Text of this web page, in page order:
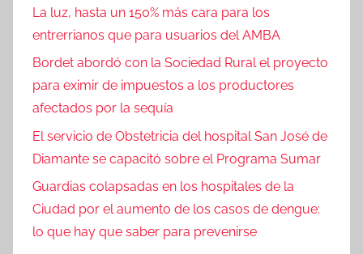
La luz, hasta un 150% más cara para los
entrerrianos que para usuarios del AMBA
Bordet abordó con la Sociedad Rural el proyecto
para eximir de impuestos a los productores
afectados por la sequía
El servicio de Obstetricia del hospital San José de
Diamante se capacitó sobre el Programa Sumar
Guardias colapsadas en los hospitales de la
Ciudad por el aumento de los casos de dengue:
lo que hay que saber para prevenirse